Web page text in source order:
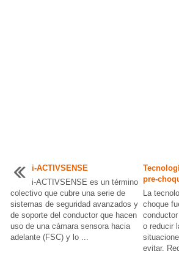
i-ACTIVSENSE
i-ACTIVSENSE es un término
colectivo que cubre una serie de
sistemas de seguridad avanzados y
de soporte del conductor que hacen
uso de una cámara sensora hacia
adelante (FSC) y lo ...
pre-
La
choque
o reducir
evitar.